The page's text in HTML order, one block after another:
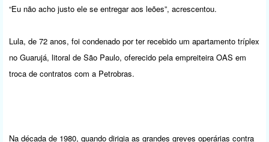
“Eu não acho justo ele se entregar aos leões”, acrescentou.
Lula, de 72 anos, foi condenado por ter recebido um apartamento tríplex
no Guarujá, litoral de São Paulo, oferecido pela empreiteira OAS em
troca de contratos com a Petrobras.
Na década de 1980, quando dirigia as grandes greves operárias contra